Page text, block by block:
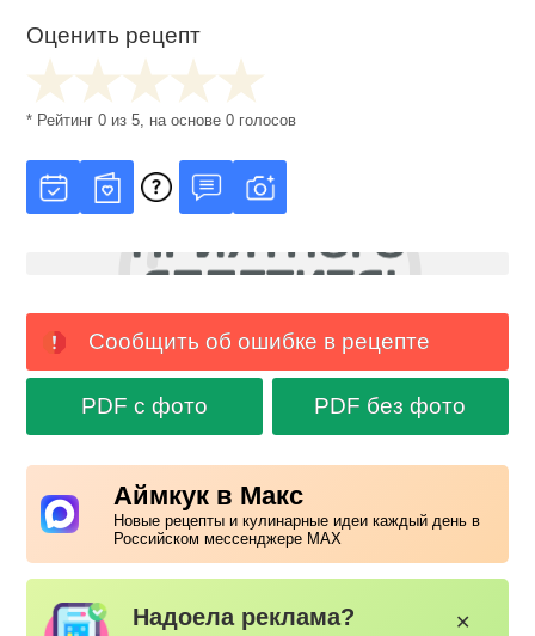
Оценить рецепт
* Рейтинг0 из5, на основе0 голосов
Сообщить об ошибке в рецепте
PDF с фото PDF без фото
Аймкук в Макс
Новые рецепты и кулинарные идеи каждый день в
Российском мессенджере MAX
Надоела реклама? ✕